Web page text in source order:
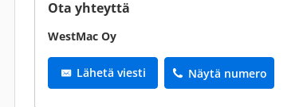
Ota yhteyttä
WestMac Oy
Lähetä viesti Näytä numero